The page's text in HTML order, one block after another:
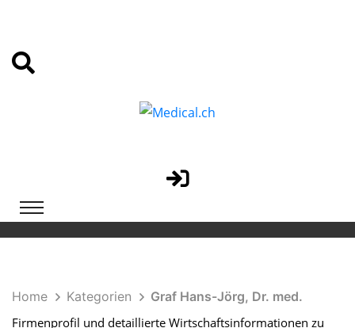
Home Kategorien
Graf Hans-Jörg, Dr. med.
Firmenprofil und detaillierte Wirtschaftsinformationen zu